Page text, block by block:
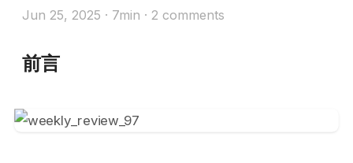
Jun 25, 2025 · 7min · 2 comments
前言